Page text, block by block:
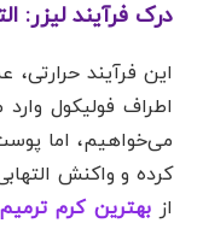
درک فرآیند لیزر:
این فرآیند
اطراف فولیکول
می‌خواهیم، اما
کرده و واکنش
ازبهترین کرم